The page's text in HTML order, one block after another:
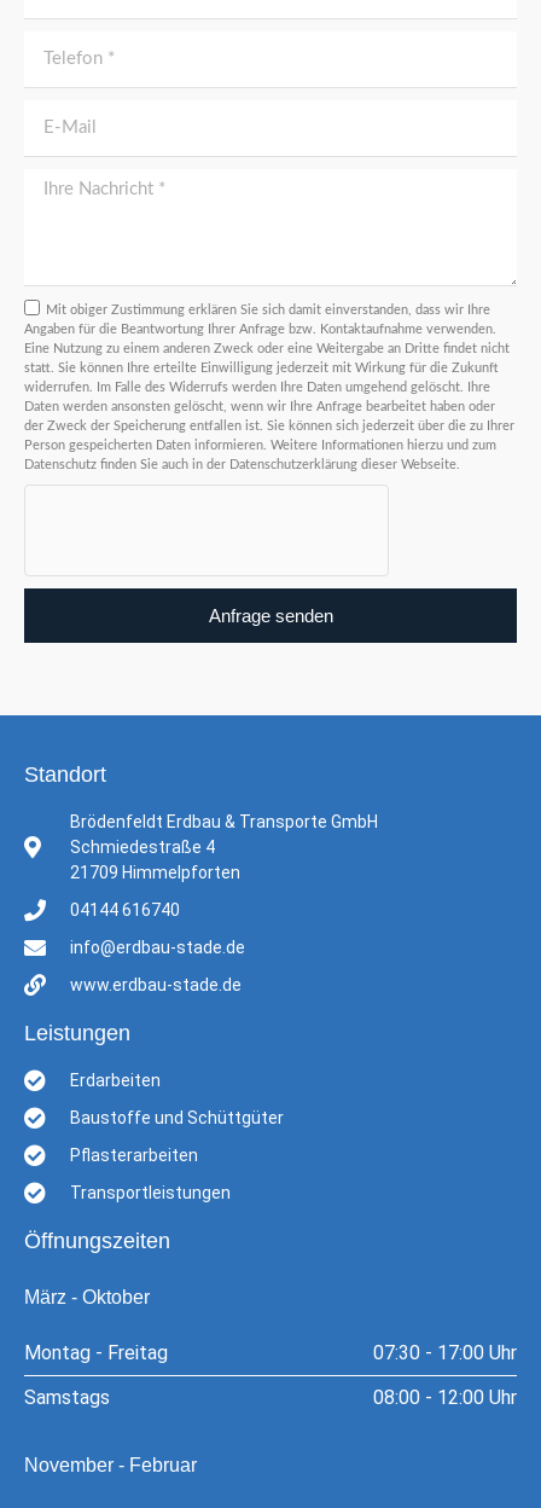
Mit obiger Zustimmung erklären Sie sich damit einverstanden, dass wir Ihre
Angaben für die Beantwortung Ihrer Anfrage bzw. Kontaktaufnahme verwenden.
Eine Nutzung zu einem anderen Zweck oder eine Weitergabe an Dritte findet nicht
statt. Sie können Ihre erteilte Einwilligung jederzeit mit Wirkung für die Zukunft
widerrufen. Im Falle des Widerrufs werden Ihre Daten umgehend gelöscht. Ihre
Daten werden ansonsten gelöscht, wenn wir Ihre Anfrage bearbeitet haben oder
der Zweck der Speicherung entfallen ist. Sie können sich jederzeit über die zu Ihrer
Person gespeicherten Daten informieren. Weitere Informationen hierzu und zum
Datenschutz finden Sie auch in der Datenschutzerklärung dieser Webseite.
Anfrage senden
Standort
Brödenfeldt Erdbau & Transporte GmbH
Schmiedestraße 4
21709 Himmelpforten
04144 616740
info@erdbau-stade.de
www.erdbau-stade.de
Leistungen
Erdarbeiten
Baustoffe und Schüttgüter
Pflasterarbeiten
Transportleistungen
Öffnungszeiten
März - Oktober
Montag - Freitag
07:30 - 17:00 Uhr
Samstags
08:00 - 12:00 Uhr
November - Februar